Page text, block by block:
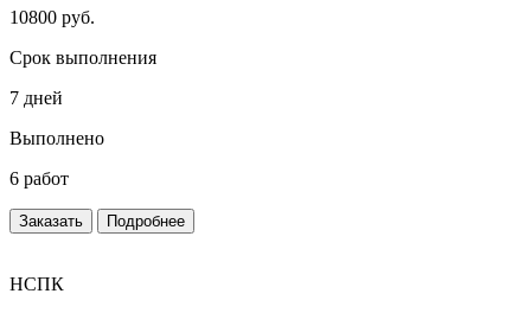
10800 руб.
Срок выполнения
7 дней
Выполнено
6 работ
Заказать Подробнее
НСПК